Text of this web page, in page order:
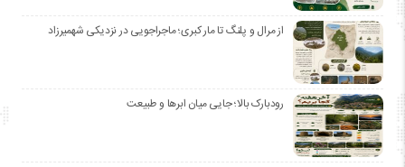
از مرال و پلنگ تا مار کبری؛ ماجراجویی در نزدیکی شهمیرزاد
رودبارک بالا؛ جایی میان ابرها و طبیعت